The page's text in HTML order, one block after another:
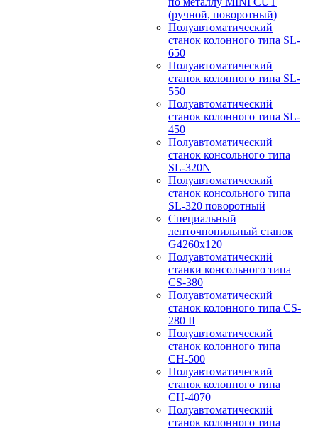
(ручной, поворотный)
Полуавтоматический
станок колонного типа SL-
650
Полуавтоматический
станок колонного типа SL-
550
Полуавтоматический
станок колонного типа SL-
450
Полуавтоматический
станок консольного типа
SL-320N
Полуавтоматический
станок консольного типа
SL-320 поворотный
Специальный
ленточнопильный станок
G4260x120
Полуавтоматический
станки консольного типа
CS-380
Полуавтоматический
станок колонного типа CS-
280 II
Полуавтоматический
станок колонного типа
CH-500
Полуавтоматический
станок колонного типа
CH-4070
Полуавтоматический
станок колонного типа